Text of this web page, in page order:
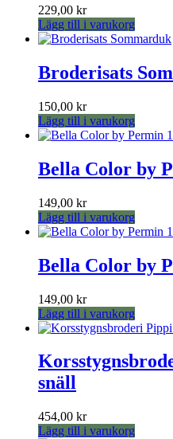
229,00 kr
Lägg till i varukorg
Broderisats
150,00 kr
Lägg till i varukorg
Bella Color by
149,00 kr
Lägg till i varukorg
Bella Color by
149,00 kr
Lägg till i varukorg
snäll
454,00 kr
Lägg till i varukorg